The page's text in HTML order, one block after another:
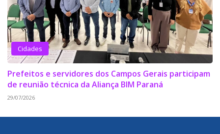
Cidades
Prefeitos e servidores dos Campos Gerais participam
de reunião técnica da Aliança BIM Paraná
29/07/2026